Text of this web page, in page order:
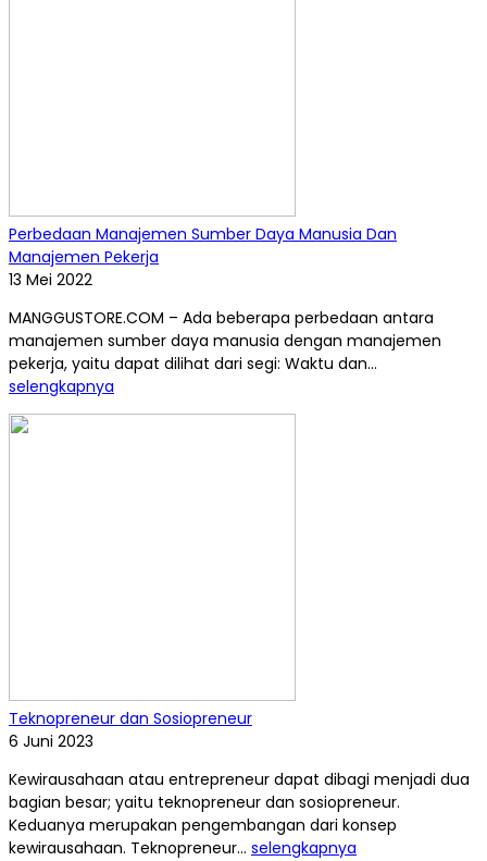
Perbedaan Manajemen Sumber Daya Manusia Dan
Manajemen Pekerja
13 Mei 2022
MANGGUSTORE.COM – Ada beberapa perbedaan antara
manajemen sumber daya manusia dengan manajemen
pekerja, yaitu dapat dilihat dari segi: Waktu dan...
selengkapnya
Teknopreneur dan Sosiopreneur
6 Juni 2023
Kewirausahaan atau entrepreneur dapat dibagi menjadi dua
bagian besar; yaitu teknopreneur dan sosiopreneur.
Keduanya merupakan pengembangan dari konsep
kewirausahaan. Teknopreneur... selengkapnya